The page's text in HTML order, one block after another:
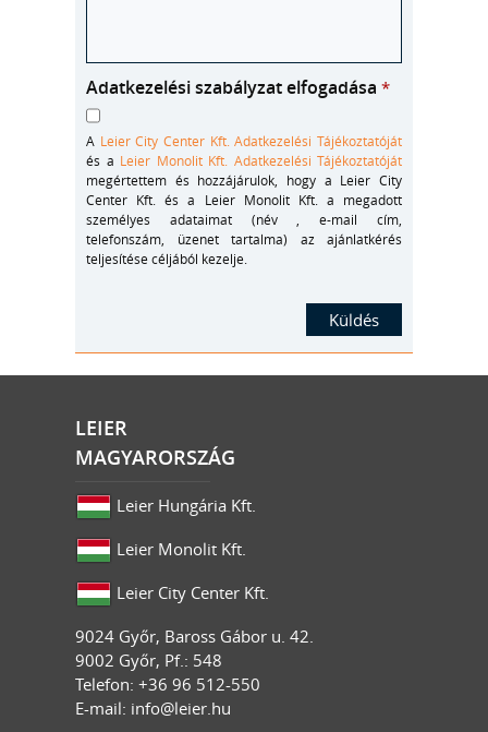
Adatkezelési szabályzat elfogadása *
A Leier City Center Kft. Adatkezelési Tájékoztatóját
és a Leier Monolit Kft. Adatkezelési Tájékoztatóját
megértettem és hozzájárulok, hogy a Leier City
Center Kft. és a Leier Monolit Kft. a megadott
személyes adataimat (név , e-mail cím,
telefonszám, üzenet tartalma) az ajánlatkérés
teljesítése céljából kezelje.
LEIER
MAGYARORSZÁG
Leier Hungária Kft.
Leier Monolit Kft.
Leier City Center Kft.
9024 Győr, Baross Gábor u. 42.
9002 Győr, Pf.: 548
Telefon: +36 96 512-550
E-mail: info@leier.hu